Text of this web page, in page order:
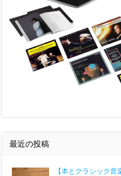
最近の投稿
【本とクラシック